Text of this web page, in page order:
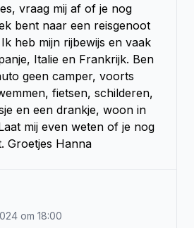
vraag mij af of je nog
bent naar een reisgenoot
heb mijn rijbewijs en vaak
Italie en Frankrijk. Ben
geen camper, voorts
fietsen, schilderen,
en een drankje, woon in
mij even weten of je nog
Groetjes Hanna
om 18:00